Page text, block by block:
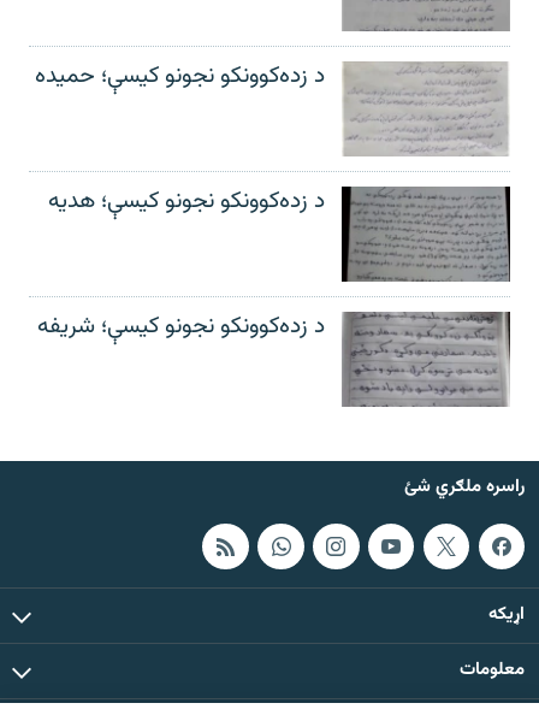
د زده‌کوونکو نجونو کیسې؛ حمیده
د زده‌کوونکو نجونو کیسې؛ هدیه
د زده‌کوونکو نجونو کیسې؛ شریفه
راسره ملګري شئ
اړيکه
معلومات